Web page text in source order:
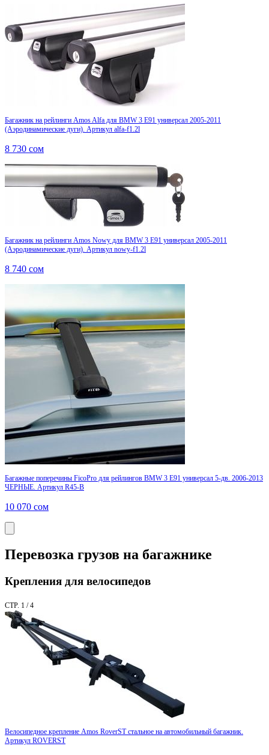
Багажник на рейлинги Amos Alfa для BMW 3 E91 универсал 2005-2011
(Аэродинамические дуги). Артикул alfa-f1.2l
8 730 сом
Багажник на рейлинги Amos Nowy для BMW 3 E91 универсал 2005-2011
(Аэродинамические дуги). Артикул nowy-f1.2l
8 740 сом
Багажные поперечины FicoPro для рейлингов BMW 3 E91 универсал 5-дв. 2006-2013
ЧЕРНЫЕ. Артикул R45-B
10 070 сом
Перевозка грузов на багажнике
Крепления для велосипедов
СТР. 1 / 4
Велосипедное крепление Amos RoverST стальное на автомобильный багажник.
Артикул ROVERST